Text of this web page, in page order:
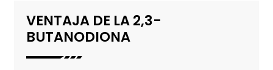
VENTAJA DE LA 2,3-
BUTANODIONA